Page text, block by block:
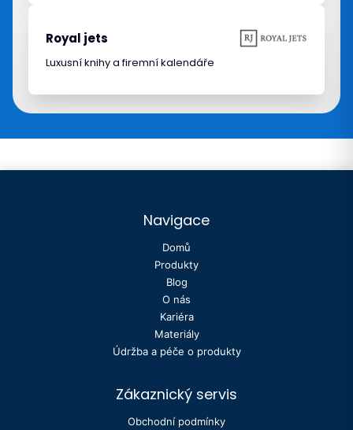
Royal jets
Luxusní knihy a firemní kalendáře
Navigace
Domů
Produkty
Blog
O nás
Kariéra
Materiály
Údržba a péče o produkty
Zákaznický servis
Obchodní podmínky